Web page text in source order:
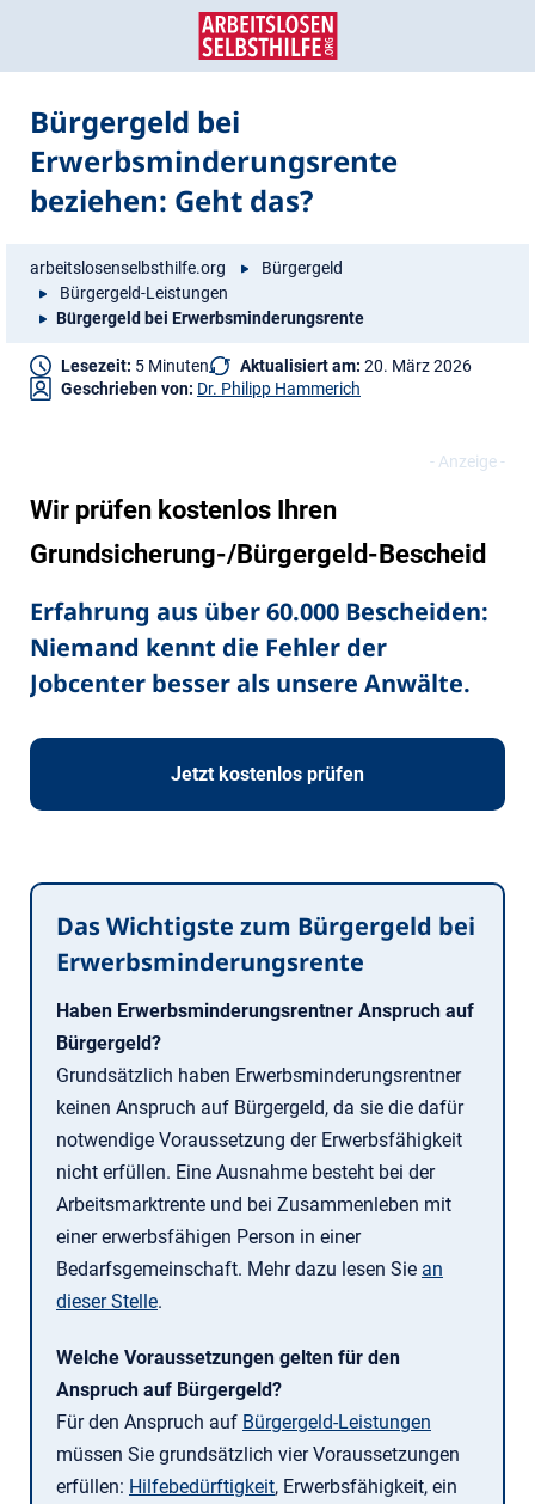
Bürgergeld bei
Erwerbsminderungsrente
beziehen: Geht das?
arbeitslosenselbsthilfe.org
Bürgergeld
Bürgergeld-Leistungen
Bürgergeld bei Erwerbsminderungsrente
Lesezeit: 5 Minuten Aktualisiert am: 20. März 2026
Geschrieben von: Dr. Philipp Hammerich
Wir prüfen kostenlos Ihren
Grundsicherung-/Bürgergeld-Bescheid
Erfahrung aus über 60.000 Bescheiden:
Niemand kennt die Fehler der
Jobcenter besser als unsere Anwälte.
Jetzt kostenlos prüfen
Das Wichtigste zum Bürgergeld bei
Erwerbsminderungsrente
Haben Erwerbsminderungsrentner Anspruch auf
Bürgergeld?
Grundsätzlich haben Erwerbsminderungsrentner
keinen Anspruch auf Bürgergeld, da sie die dafür
notwendige Voraussetzung der Erwerbsfähigkeit
nicht erfüllen. Eine Ausnahme besteht bei der
Arbeitsmarktrente und bei Zusammenleben mit
einer erwerbsfähigen Person in einer
Bedarfsgemeinschaft. Mehr dazu lesen Sie an
dieser Stelle.
Welche Voraussetzungen gelten für den
Anspruch auf Bürgergeld?
Für den Anspruch auf Bürgergeld-Leistungen
müssen Sie grundsätzlich vier Voraussetzungen
erfüllen: Hilfebedürftigkeit, Erwerbsfähigkeit, ein